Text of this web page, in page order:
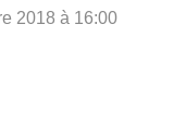
2018 à 16:00